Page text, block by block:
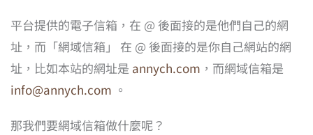
平台提供的電子信箱，在 @ 後面接的是他們自己的網
址，而「網域信箱」 在 @ 後面接的是你自己網站的網
址，比如本站的網址是 annych.com ，而網域信箱是
info@annych.com 。
那我們要網域信箱做什麼呢？